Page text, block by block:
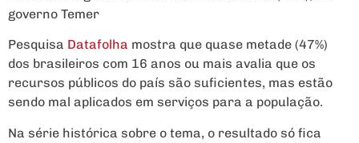
governo Temer
Pesquisa Datafolha mostra que quase metade (47%)
dos brasileiros com 16 anos ou mais avalia que os
recursos públicos do país são suficientes, mas estão
sendo mal aplicados em serviços para a população.
Na série histórica sobre o tema, o resultado só fica